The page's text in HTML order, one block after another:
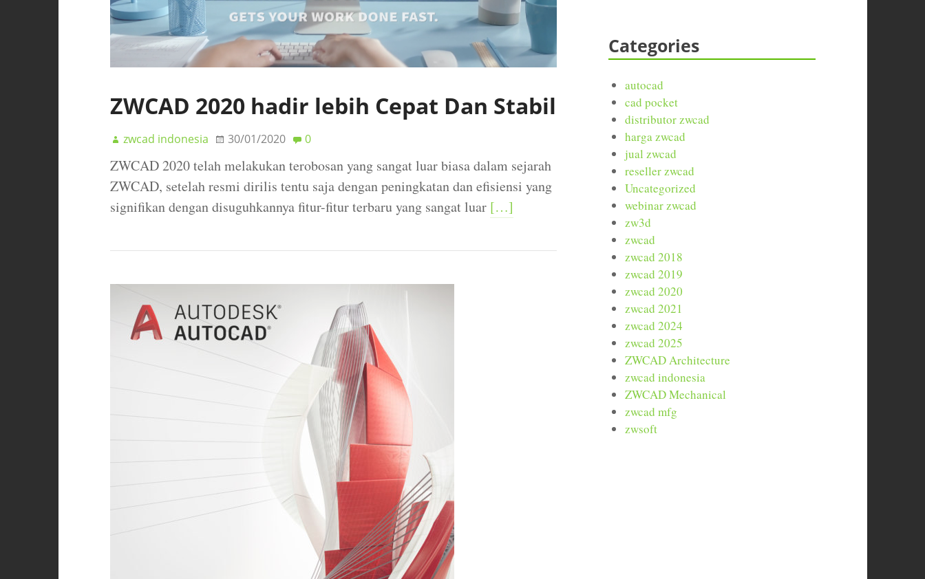
ZWCAD 2020 hadir lebih Cepat Dan Stabil
zwcad indonesia 30/01/2020 0
ZWCAD 2020 telah melakukan terobosan yang sangat luar biasa dalam sejarah
ZWCAD, setelah resmi dirilis tentu saja dengan peningkatan dan efisiensi yang
signifikan dengan disuguhkannya fitur-fitur terbaru yang sangat luar […]
Categories
autocad
cad pocket
distributor zwcad
harga zwcad
jual zwcad
reseller zwcad
Uncategorized
webinar zwcad
zw3d
zwcad
zwcad 2018
zwcad 2019
zwcad 2020
zwcad 2021
zwcad 2024
zwcad 2025
ZWCAD Architecture
zwcad indonesia
ZWCAD Mechanical
zwcad mfg
zwsoft